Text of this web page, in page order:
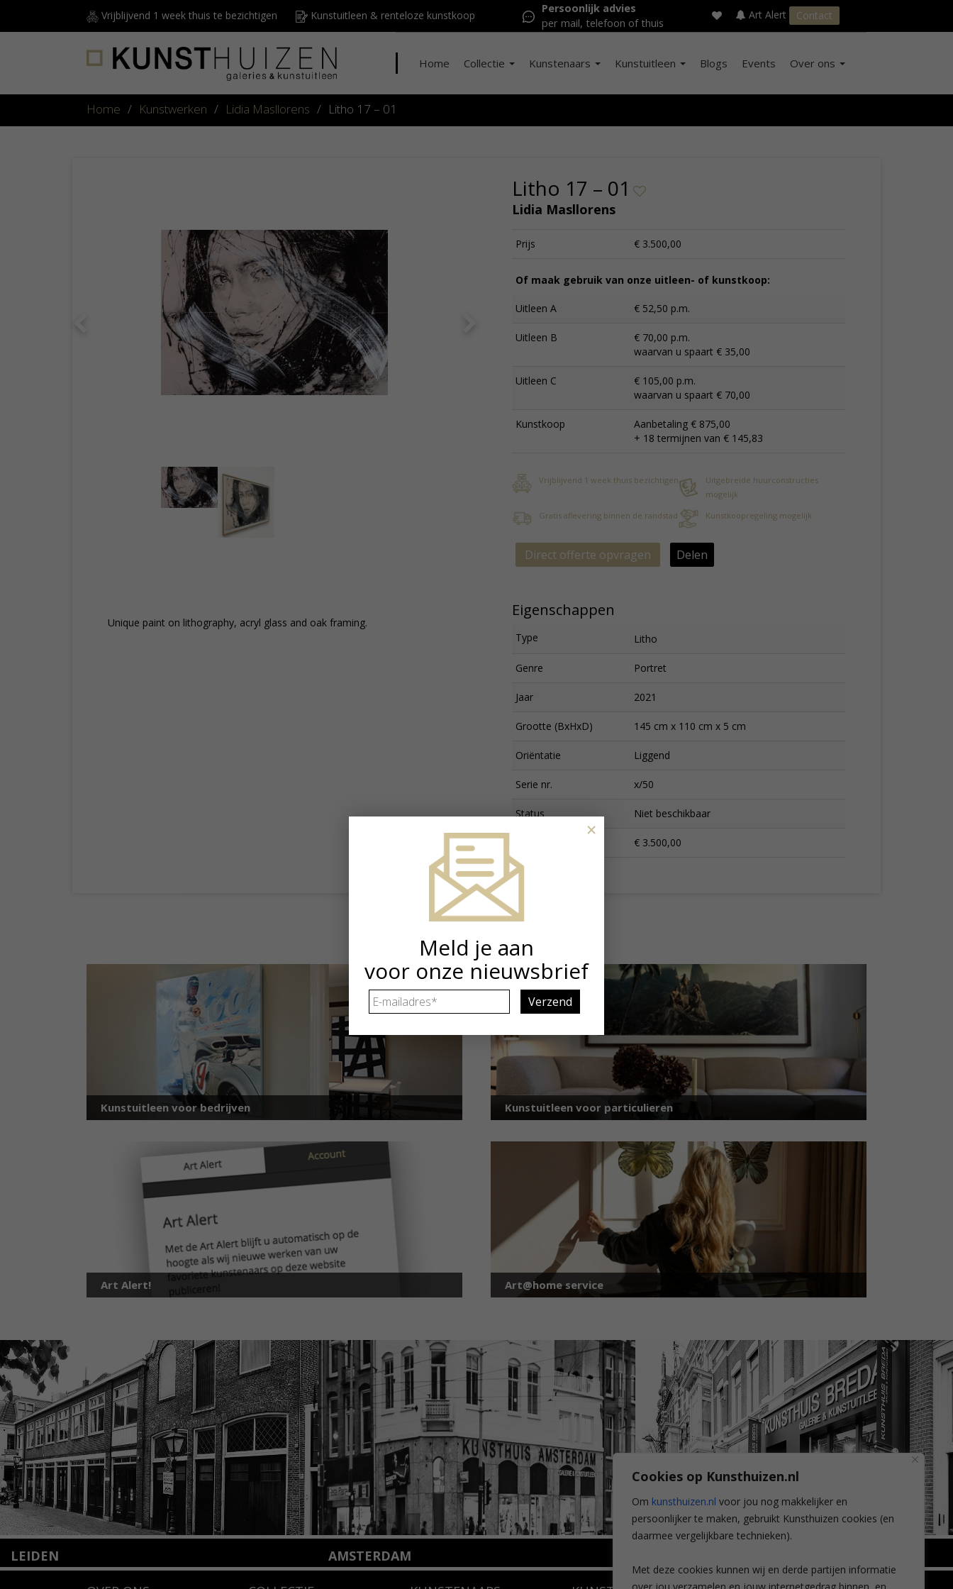
Cookies op Kunsthuizen.nl
Om kunsthuizen.nl voor jou nog makkelijker en
persoonlijker te maken, gebruikt Kunsthuizen cookies (en
daarmee vergelijkbare technieken).
Met deze cookies kunnen wij en derde partijen informatie
Vrijblijvend 1 week thuis te bezichtigen Kunstuitleen & renteloze kunstkoop
Persoonlijk advies
per mail, telefoon of thuis
Art Alert Contact
Home Collectie Kunstenaars Kunstuitleen Blogs Events Over ons
Home / Kunstwerken / Lidia Masllorens / Litho 17 – 01
Unique paint on lithography, acryl glass and oak framing.
Litho 17 – 01
Lidia Masllorens
Prijs € 3.500,00
Of maak gebruik van onze uitleen- of kunstkoop:
Uitleen A € 52,50 p.m.
Uitleen B
€ 70,00 p.m.
waarvan u spaart € 35,00
Uitleen C
€ 105,00 p.m.
waarvan u spaart € 70,00
Kunstkoop
Aanbetaling € 875,00
+ 18 termijnen van € 145,83
Vrijblijvend 1 week thuis bezichtigen
Uitgebreide huurconstructies
mogelijk
Gratis aflevering binnen de randstad
Kunstkoopregeling mogelijk
Direct offerte opvragen Delen
Eigenschappen
Type Litho
Genre Portret
Jaar 2021
Grootte (BxHxD) 145 cm x 110 cm x 5 cm
Oriëntatie Liggend
Serie nr. x/50
Status Niet beschikbaar
€ 3.500,00
Kunstuitleen voor bedrijven Kunstuitleen voor particulieren
Art Alert! Art@home service
LEIDEN AMSTERDAM
Wilhelminastraat 11
Meld je aan
voor onze nieuwsbrief
E-
mailadres *
×